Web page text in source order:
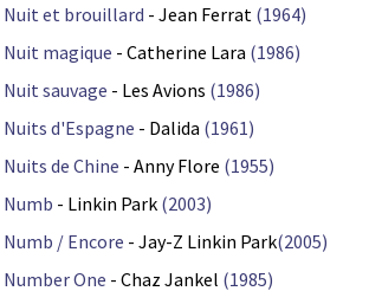
Nuit et brouillard - Jean Ferrat (1964)
Nuit magique - Catherine Lara (1986)
Nuit sauvage - Les Avions (1986)
Nuits d'Espagne - Dalida (1961)
Nuits de Chine - Anny Flore (1955)
Numb - Linkin Park (2003)
Numb / Encore - Jay-Z Linkin Park(2005)
Number One - Chaz Jankel (1985)